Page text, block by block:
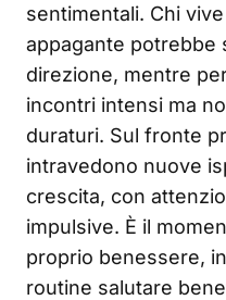
sentimentali. Chi
appagante potrebbe
direzione, mentre
incontri intensi ma
duraturi. Sul fronte
intravedono nuove
crescita, con
impulsive. È il
proprio benessere,
routine salutare